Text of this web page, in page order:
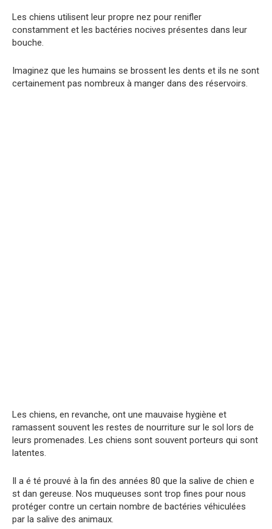
Les chiens utilisent leur propre nez pour renifler
constamment et les bactéries nocives présentes dans leur
bouche.
Imaginez que les humains se brossent les dents et ils ne sont
certainement pas nombreux à manger dans des réservoirs.
Les chiens, en revanche, ont une mauvaise hygiène et
ramassent souvent les restes de nourriture sur le sol lors de
leurs promenades. Les chiens sont souvent porteurs qui sont
latentes.
Il a é té prouvé à la fin des années 80 que la salive de chien e
st dan gereuse. Nos muqueuses sont trop fines pour nous
protéger contre un certain nombre de bactéries véhiculées
par la salive des animaux.